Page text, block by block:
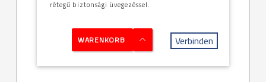
rétegű biztonsági üvegezéssel.
WARENKORB Verbinden